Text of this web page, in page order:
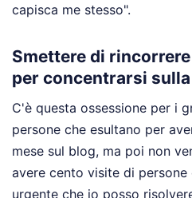
capisca me stesso".
Smettere di
per concentrarsi
C'è questa ossessione per i
persone che esultano per
mese sul blog, ma poi non
avere cento visite di persone
urgente che io posso